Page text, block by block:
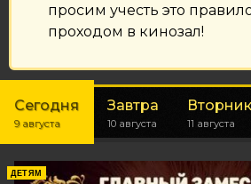
просим учесть это
проходом в кинозал!
Сегодня
9 августа
Завтра
10 августа
Вторник
11 августа
ДЕТЯМ